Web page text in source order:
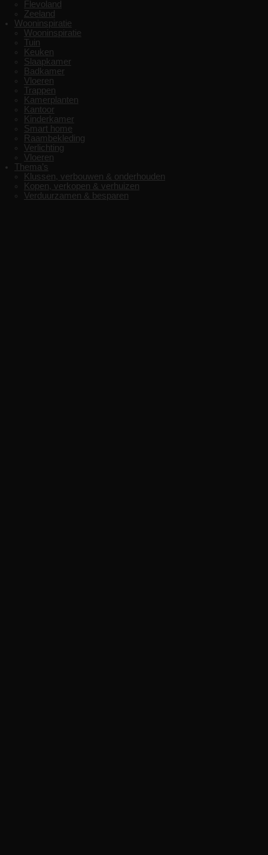
Flevoland
Zeeland
Wooninspiratie
Wooninspiratie
Tuin
Keuken
Slaapkamer
Badkamer
Vloeren
Trappen
Kamerplanten
Kantoor
Kinderkamer
Smart home
Raambekleding
Verlichting
Vloeren
Thema’s
Klussen, verbouwen & onderhouden
Kopen, verkopen & verhuizen
Verduurzamen & besparen